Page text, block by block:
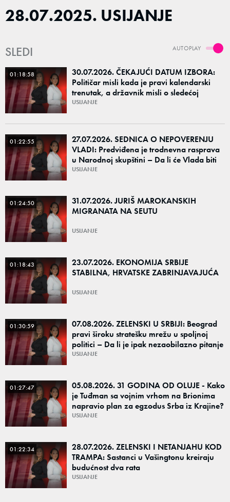
28.07.2025. USIJANJE
AUTOPLAY
SLEDI
01:18:58
30.07.2026. ČEKAJUĆI DATUM IZBORA:
Političar misli kada je pravi kalendarski
trenutak, a državnik misli o sledećoj
generaciji
USIJANJE
01:22:55
27.07.2026. SEDNICA O NEPOVERENJU
VLADI: Predviđena je trodnevna rasprava
u Narodnoj skupštini – Da li će Vlada biti
odbranjena ili izglasano nepoverenje?
USIJANJE
01:24:50
31.07.2026. JURIŠ MAROKANSKIH
MIGRANATA NA SEUTU
USIJANJE
01:18:43
23.07.2026. EKONOMIJA SRBIJE
STABILNA, HRVATSKE ZABRINJAVAJUĆA
USIJANJE
01:30:59
07.08.2026. ZELENSKI U SRBIJI: Beograd
pravi široku stratešku mrežu u spoljnoj
politici – Da li je ipak nezaobilazno pitanje
kako će reagovati Moskva?
USIJANJE
01:27:47
05.08.2026. 31 GODINA OD OLUJE - Kako
je Tuđman sa vojnim vrhom na Brionima
napravio plan za egzodus Srba iz Krajine?
USIJANJE
01:22:34
28.07.2026. ZELENSKI I NETANJAHU KOD
TRAMPA: Sastanci u Vašingtonu kreiraju
budućnost dva rata
USIJANJE